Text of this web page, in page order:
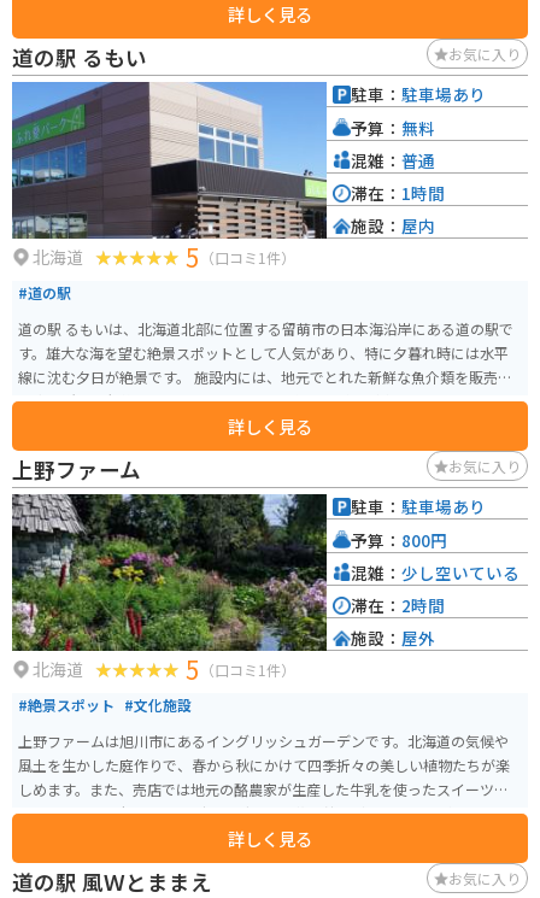
も最適です。周辺には、旭山動物園や旭川ラーメン村など、観光スポットも充
実しているので、旭川観光の拠点としてもおすすめです。 特に、夏はツーリ
ングを楽しむライダーが多く訪れます。道の駅 あさひかわは、地元の情報収
集の場としても活用できるので、ぜひ立ち寄ってみてください。
詳しく見る
道の駅 るもい お気に入り
北海道 5 （口コミ1件）
#道の駅
道の駅 るもいは、北海道北部に位置する留萌市の日本海沿岸にある道の駅で
す。雄大な海を望む絶景スポットとして人気があり、特に夕暮れ時には水平
線に沈む夕日が絶景です。 施設内には、地元でとれた新鮮な魚介類を販売す
る直売所や、留萌の特産品である数の子を使った料理が楽しめるレストラン
があります。また、海産物の加工品や、北海道ならではのお土産も充実して
いるので、旅の思い出にぴったりです。 バイクで訪れる場合は、駐車場も広
く停めやすいので安心です。日本海沿岸を走る国道231号線沿いに位置してい
るので、ツーリングの休憩スポットとしても最適です。周辺には、黄金岬や
増毛町の暑寒別天売焼尻国定公園など、風光明媚な観光スポットも多いの
で、ぜひ立ち寄ってみてください。
詳しく見る
駐車： 駐車場あり
予算： 無料
混雑： 普通
滞在： 1時間
施設： 屋内
上野ファーム お気に入り
北海道 5 （口コミ1件）
#絶景スポット #文化施設
上野ファームは旭川市にあるイングリッシュガーデンです。北海道の気候や
風土を生かした庭作りで、春から秋にかけて四季折々の美しい植物たちが楽
しめます。また、売店では地元の酪農家が生産した牛乳を使ったスイーツ
や、おしゃれで便利なガーデニング用品、花の苗などを買うことができま
詳しく見る
駐車： 駐車場あり
予算： 800円
混雑： 少し空いている
滞在： 2時間
施設： 屋外
道の駅 風Ｗとままえ お気に入り